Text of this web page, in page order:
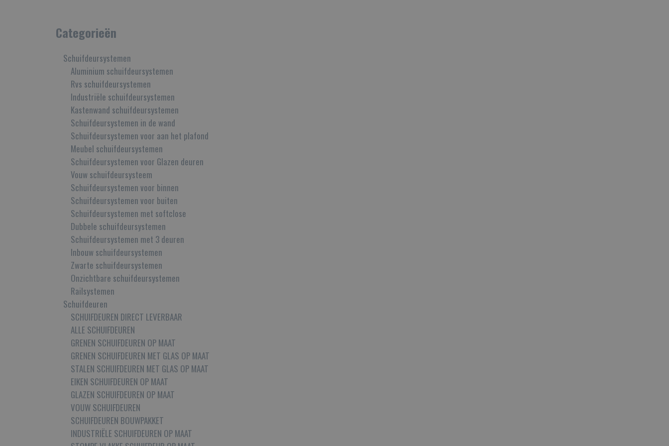
Categorieën
Schuifdeursystemen
Aluminium schuifdeursystemen
Rvs schuifdeursystemen
Industriële schuifdeursystemen
Kastenwand schuifdeursystemen
Schuifdeursystemen in de wand
Schuifdeursystemen voor aan het plafond
Meubel schuifdeursystemen
Schuifdeursystemen voor Glazen deuren
Vouw schuifdeursysteem
Schuifdeursystemen voor binnen
Schuifdeursystemen voor buiten
Schuifdeursystemen met softclose
Dubbele schuifdeursystemen
Schuifdeursystemen met 3 deuren
Inbouw schuifdeursystemen
Zwarte schuifdeursystemen
Onzichtbare schuifdeursystemen
Railsystemen
Schuifdeuren
SCHUIFDEUREN DIRECT LEVERBAAR
ALLE SCHUIFDEUREN
GRENEN SCHUIFDEUREN OP MAAT
GRENEN SCHUIFDEUREN MET GLAS OP MAAT
STALEN SCHUIFDEUREN MET GLAS OP MAAT
EIKEN SCHUIFDEUREN OP MAAT
GLAZEN SCHUIFDEUREN OP MAAT
VOUW SCHUIFDEUREN
SCHUIFDEUREN BOUWPAKKET
INDUSTRIËLE SCHUIFDEUREN OP MAAT